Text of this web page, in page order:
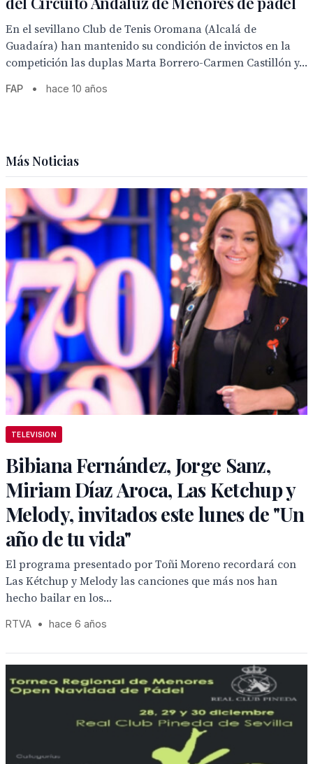
En el sevillano Club de Tenis Oromana (Alcalá de
Guadaíra) han mantenido su condición de invictos en la
competición las duplas Marta Borrero-Carmen Castillón y...
FAP • hace 10 años
Más Noticias
TELEVISION
Bibiana Fernández, Jorge Sanz,
Miriam Díaz Aroca, Las Ketchup y
Melody, invitados este lunes de "Un
año de tu vida"
El programa presentado por Toñi Moreno recordará con
Las Kétchup y Melody las canciones que más nos han
hecho bailar en los...
RTVA • hace 6 años